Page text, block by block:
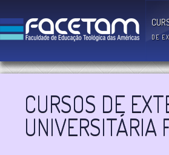
DE
CURSOS DE
UNIVERSITÁRIA